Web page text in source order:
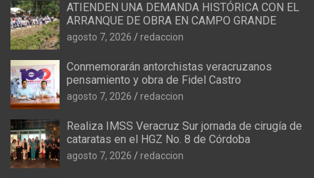
ATIENDEN UNA DEMANDA HISTÓRICA CON EL
ARRANQUE DE OBRA EN CAMPO GRANDE
agosto 7, 2026 redaccion
Conmemorarán antorchistas veracruzanos
pensamiento y obra de Fidel Castro
agosto 7, 2026 redaccion
Realiza IMSS Veracruz Sur jornada de cirugía de
cataratas en el HGZ No. 8 de Córdoba
agosto 7, 2026 redaccion